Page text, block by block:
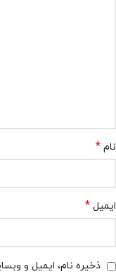
نام *
ایمیل *
ذخیره نام، ایمیل و